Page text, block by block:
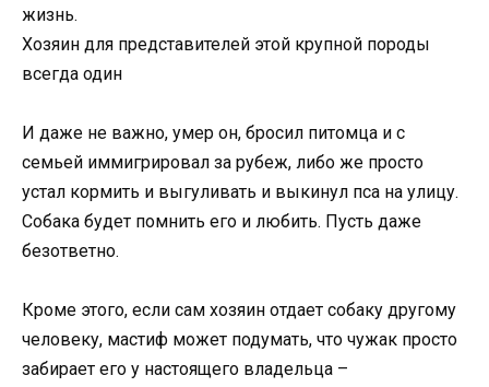
жизнь.
Хозяин для представителей этой крупной породы
всегда один
И даже не важно, умер он, бросил питомца и с
семьей иммигрировал за рубеж, либо же просто
устал кормить и выгуливать и выкинул пса на улицу.
Собака будет помнить его и любить. Пусть даже
безответно.
Кроме этого, если сам хозяин отдает собаку другому
человеку, мастиф может подумать, что чужак просто
забирает его у настоящего владельца –